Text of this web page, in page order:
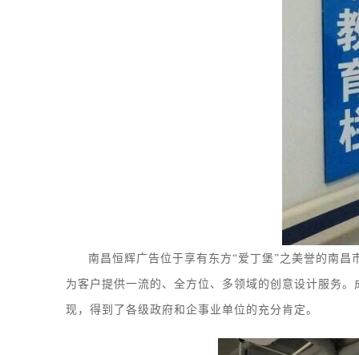
南昌恒辉广告位于享有东方“爱丁堡”之美誉的南昌
为客户提供一流的、全方位、多领域的创意设计服务。
现，得到了各级政府和企事业单位的充分肯定。